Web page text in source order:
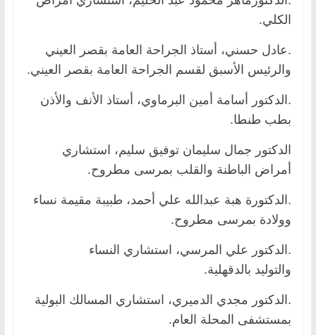
الكلي.
.عادل حسني، أستاذ الجراحة العامة بقصر العيني
والرئيس الأسبق لقسم الجراحة العامة بقصر العيني.
.الدكتور أسامة أمين البرماوي، أستاذ الأنف والأذن
بطب طنطا.
الدكتور جمال سليمان توفيق سليم، استشاري
أمراض الباطنة والقلب بمرسى مطروح.
.الدكتورة هبة عبدالله علي أحمد، طبيبة مقيمة نساء
وولادة بمرسى مطروح.
.الدكتور علي المرسي، استشاري النساء
والتوليد بالدقهلية.
.الدكتور مجدي الدميري، استشاري المسالك البولية
بمستشفى المحلة العام.